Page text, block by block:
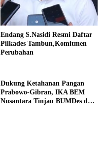
Endang S.Nasidi Resmi Daftar
Pilkades Tambun,Komitmen
Perubahan
Dukung Ketahanan Pangan
Prabowo-Gibran, IKA BEM
Nusantara Tinjau BUMDes dan